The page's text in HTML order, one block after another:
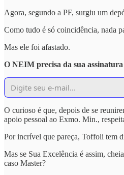
Agora, segundo a PF, surgiu um
Como tudo é só coincidência, nada
Mas ele foi afastado.
O NEIM precisa da sua
O curioso é que, depois de se
apoio pessoal ao Exmo. Min.,
Por incrível que pareça, Toffoli tem
Mas se Sua Excelência é assim,
caso Master?